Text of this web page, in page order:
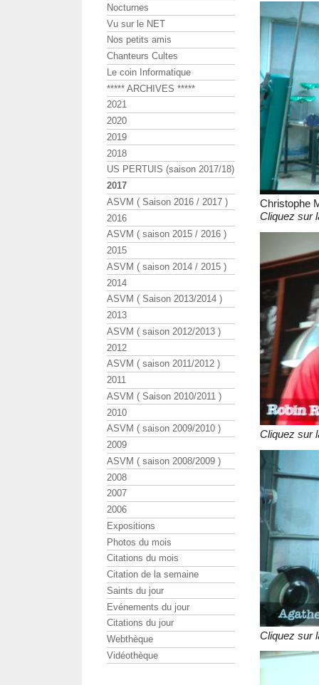
Christophe
Cliquez sur
Cliquez sur
Cliquez sur
Nocturnes
Vu sur le NET
Nos petits amis
Chanteurs Cultes
Le coin Informatique
***** ARCHIVES *****
2021
2020
2019
2018
US PERTUIS (saison 2017/18)
2017
ASVM ( Saison 2016 / 2017 )
2016
ASVM ( saison 2015 / 2016 )
2015
ASVM ( saison 2014 / 2015 )
2014
ASVM ( Saison 2013/2014 )
2013
ASVM ( saison 2012/2013 )
2012
ASVM ( saison 2011/2012 )
2011
ASVM ( Saison 2010/2011 )
2010
ASVM ( saison 2009/2010 )
2009
ASVM ( saison 2008/2009 )
2008
2007
2006
Expositions
Photos du mois
Citations du mois
Citation de la semaine
Saints du jour
Evénements du jour
Citations du jour
Webthèque
Vidéothèque